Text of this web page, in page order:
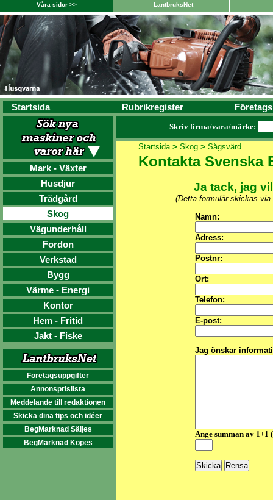
Våra sidor >> LantbruksNet
Startsida Rubrikregister
Mark - Växter
Husdjur
Trädgård
Skog
Vägunderhåll
Fordon
Verkstad
Bygg
Värme - Energi
Kontor
Hem - Fritid
Jakt - Fiske
Företagsuppgifter
Annonsprislista
Meddelande till redaktionen
Skicka dina tips och idéer
BegMarknad Säljes
BegMarknad Köpes
Skriv firma/vara/märke:
Startsida> Skog> Sågsvärd
Kontakta Svenska
Ja tack, jag
(Detta formulär skickas via
Namn:
Adress:
Postnr:
Ort:
Telefon:
E-post:
Jag önskar
Ange summan av 1+1